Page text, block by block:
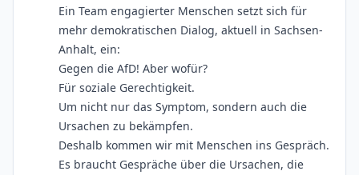
Ein Team engagierter Menschen setzt sich für
mehr demokratischen Dialog, aktuell in Sachsen-
Anhalt, ein:
Gegen die AfD! Aber wofür?
Für soziale Gerechtigkeit.
Um nicht nur das Symptom, sondern auch die
Ursachen zu bekämpfen.
Deshalb kommen wir mit Menschen ins Gespräch.
Es braucht Gespräche über die Ursachen, die